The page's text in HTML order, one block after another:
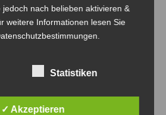
jedoch nach belieben aktivieren &
weitere Informationen lesen Sie
Statistiken
✓ Akzeptieren